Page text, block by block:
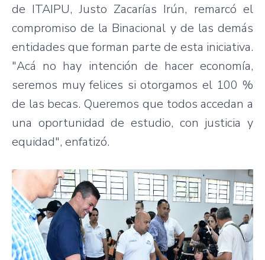
de ITAIPU, Justo Zacarías Irún, remarcó el
compromiso de la Binacional y de las demás
entidades que forman parte de esta iniciativa.
"Acá no hay intención de hacer economía,
seremos muy felices si otorgamos el 100 %
de las becas. Queremos que todos accedan a
una oportunidad de estudio, con justicia y
equidad", enfatizó.